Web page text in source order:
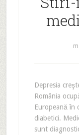
Depresia
România
Europeană în
diabetici.
sunt